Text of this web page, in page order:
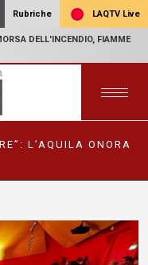
Rubriche LAQTV Live
DELL'INCENDIO, FIAMME
L’AQUILA ONORA